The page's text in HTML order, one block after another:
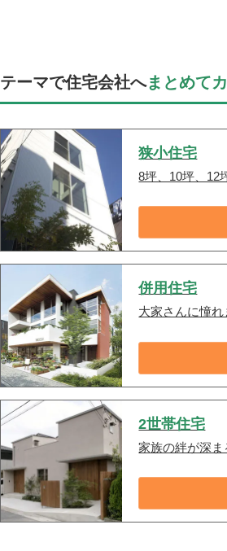
テーマで住宅会社へまとめて
狭小住宅
8坪、10坪、
併用住宅
大家さんに憧
2世帯住宅
家族の絆が深ま